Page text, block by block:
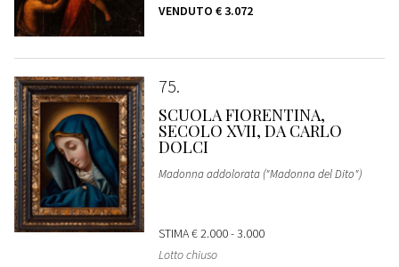
VENDUTO € 3.072
75
SCUOLA FIORENTINA,
SECOLO XVII, DA CARLO
DOLCI
Madonna addolorata ("Madonna del Dito")
STIMA€ 2.000 - 3.000
Lotto chiuso